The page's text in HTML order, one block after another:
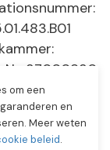
Nr. 37000830
505
om een
en
Meer weten
beleid.